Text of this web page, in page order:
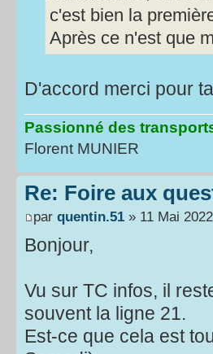
c'est bien la
Après ce n'est que
D'accord merci pour
Passionné des
Florent MUNIER
Re: Foire aux
par quentin.51 » 11 Mai
Bonjour,
Vu sur TC infos, il
souvent la ligne 21.
Est-ce que cela est